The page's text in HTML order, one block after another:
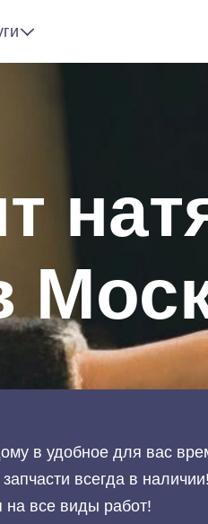
в удобное для вас
всегда в наличии!
на все виды работ!